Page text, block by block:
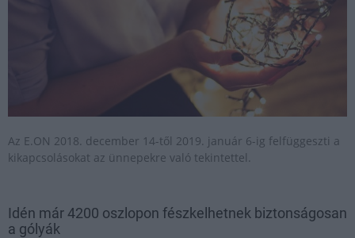
Az E.ON 2018. december 14-től 2019. január 6-ig felfüggeszti a
kikapcsolásokat az ünnepekre való tekintettel.
Idén már 4200 oszlopon fészkelhetnek biztonságosan
a gólyák